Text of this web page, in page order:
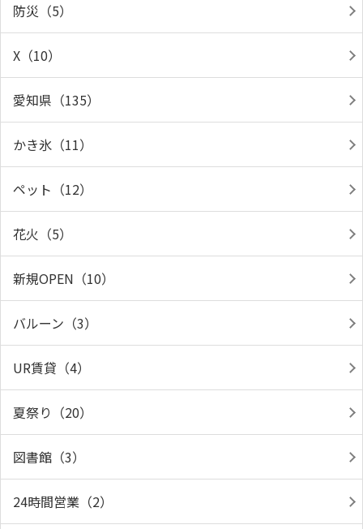
防災（5）
X（10）
愛知県（135）
かき氷（11）
ペット（12）
花火（5）
新規OPEN（10）
バルーン（3）
UR賃貸（4）
夏祭り（20）
図書館（3）
24時間営業（2）